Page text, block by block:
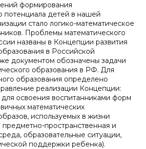
формирования
потенциала детей в нашей
стало логико-математическое
Проблемы математического
названы в Концепции развития
в Российской
документом обозначены задачи
образования в РФ. Для
образования определено
реализации Концепции:
освоения воспитанниками форм
математических
используемых в жизни
предметно-пространственная и
образовательные ситуации,
поддержки ребенка).